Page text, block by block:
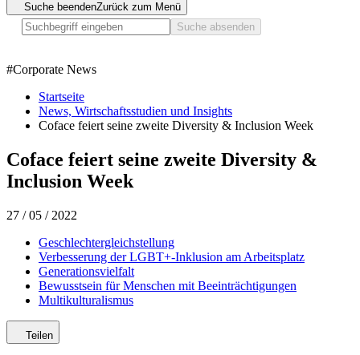
Suche beendenZurück zum Menü
Suche absenden
#Corporate News
Startseite
News, Wirtschaftsstudien und Insights
Coface feiert seine zweite Diversity & Inclusion Week
Coface feiert seine zweite Diversity &
Inclusion Week
27 / 05 / 2022
Geschlechtergleichstellung
Verbesserung der LGBT+-Inklusion am Arbeitsplatz
Generationsvielfalt
Bewusstsein für Menschen mit Beeinträchtigungen
Multikulturalismus
Teilen